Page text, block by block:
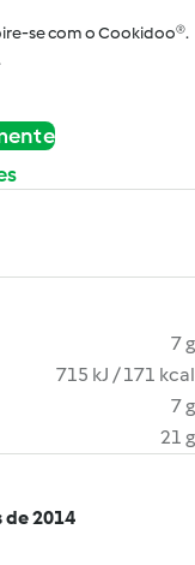
se com o Cookidoo®.
7 g
715 kJ / 171 kcal
7 g
21 g
de 2014